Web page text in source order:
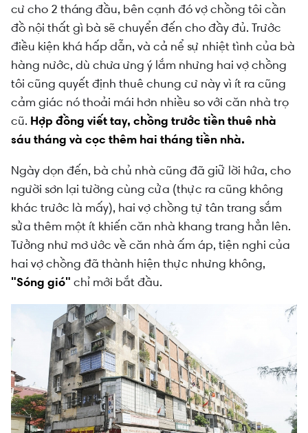
cư cho 2 tháng đầu, bên cạnh đó vợ chồng tôi cần
đồ nội thất gì bà sẽ chuyển đến cho đầy đủ. Trước
điều kiện khá hấp dẫn, và cả nể sự nhiệt tình của bà
hàng nước, dù chưa ưng ý lắm nhưng hai vợ chồng
tôi cũng quyết định thuê chung cư này vì ít ra cũng
cảm giác nó thoải mái hơn nhiều so với căn nhà trọ
cũ. Hợp đồng viết tay, chồng trước tiền thuê nhà
sáu tháng và cọc thêm hai tháng tiền nhà.
Ngày dọn đến, bà chủ nhà cũng đã giữ lời hứa, cho
người sơn lại tường cùng cửa (thực ra cũng không
khác trước là mấy), hai vợ chồng tự tân trang sắm
sửa thêm một ít khiến căn nhà khang trang hẳn lên.
Tưởng như mơ ước về căn nhà ấm áp, tiện nghi của
hai vợ chồng đã thành hiện thực nhưng không,
"Sóng gió" chỉ mới bắt đầu.